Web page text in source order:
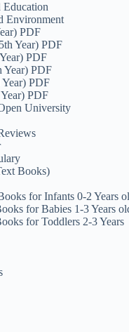
Education
Environment
PDF
Year) PDF
PDF
Year) PDF
PDF
PDF
University
Books)
for Infants 0-2 Years
for Babies 1-3 Years
for Toddlers 2-3 Years